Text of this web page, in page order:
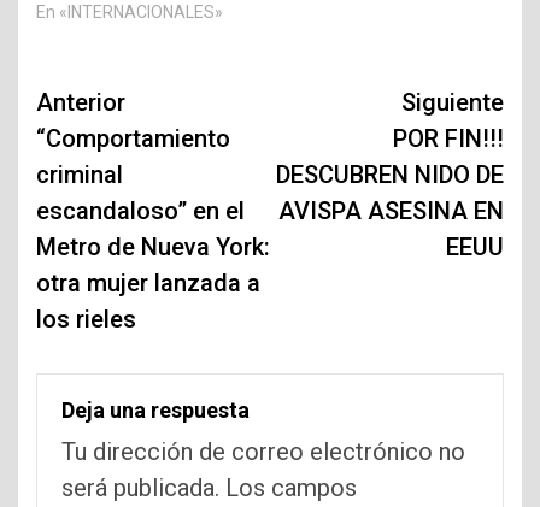
En «INTERNACIONALES»
Navegación
de
entradas
Anterior
“Comportamiento
criminal
escandaloso” en el
Metro de Nueva York:
otra mujer lanzada a
los rieles
Siguiente
POR FIN!!!
DESCUBREN NIDO DE
AVISPA ASESINA EN
EEUU
Deja una respuesta
Tu dirección de correo electrónico no
será publicada. Los campos